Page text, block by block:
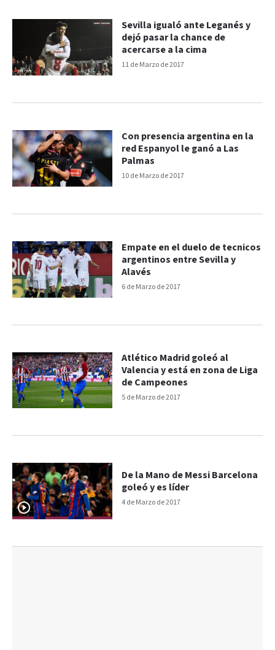
11 de Marzo de 2017
Sevilla igualó ante Leganés y
dejó pasar la chance de
acercarse a la cima
10 de Marzo de 2017
Con presencia argentina en la
red Espanyol le ganó a Las
Palmas
6 de Marzo de 2017
Empate en el duelo de tecnicos
argentinos entre Sevilla y
Alavés
5 de Marzo de 2017
Atlético Madrid goleó al
Valencia y está en zona de Liga
de Campeones
4 de Marzo de 2017
De la Mano de Messi Barcelona
goleó y es líder